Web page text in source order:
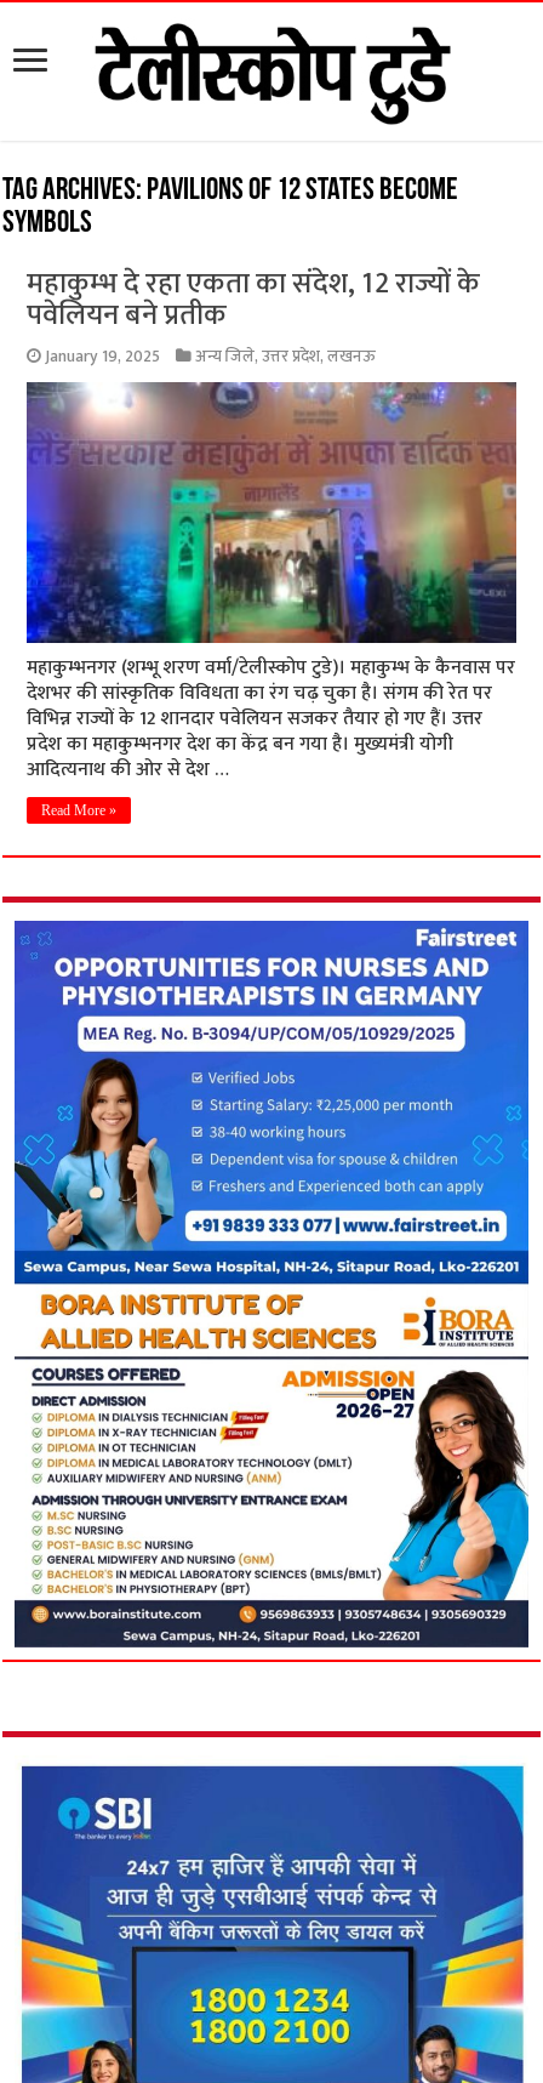
Tag Archives: pavilions of 12 states become
symbols
महाकुम्भ दे रहा एकता का संदेश, 12 राज्यों के
पवेलियन बने प्रतीक
January 19, 2025 अन्य जिले,उत्तर प्रदेश,लखनऊ
महाकुम्भनगर (शम्भू शरण वर्मा/टेलीस्कोप टुडे)। महाकुम्भ के कैनवास पर
देशभर की सांस्कृतिक विविधता का रंग चढ़ चुका है। संगम की रेत पर
विभिन्न राज्यों के 12 शानदार पवेलियन सजकर तैयार हो गए हैं। उत्तर
प्रदेश का महाकुम्भनगर देश का केंद्र बन गया है। मुख्यमंत्री योगी
आदित्यनाथ की ओर से देश …
Read More »